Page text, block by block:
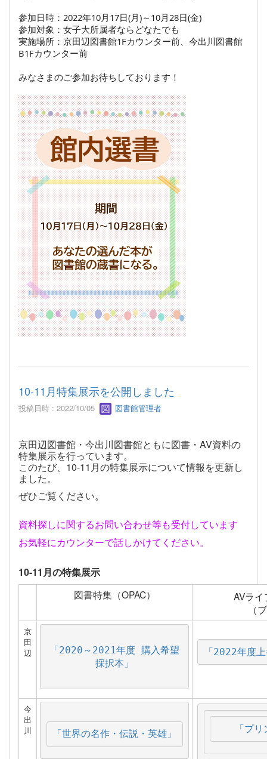
参加日時：2022年10月17日(月)～10月28日(金)
参加対象：女子大所属者ならどなたでも
実施場所：京田辺図書館1Fカウンター前、今出川図書館
B1Fカウンター前
みなさまのご参加お待ちしております！
10-11月特集展示を公開しました
投稿日時 : 2022/10/05 図書館管理者
京田辺図書館・今出川図書館ともに図書・AV資料の
特集展示を行っています。
このたび、10-11月の特集展示について情報を更新し
ました。
ぜひご覧ください。
資料探しに関するお問い合わせ等も受付しています
お気軽にカウンターで話しかけてください。
10-11月の特集展示
図書特集（OPAC）
AVラ
（
京
田
辺
「2020～2021年度 購入希望
採択本」
「2022年度
今
出
川
「世界の名作・伝説・英雄」 「プ